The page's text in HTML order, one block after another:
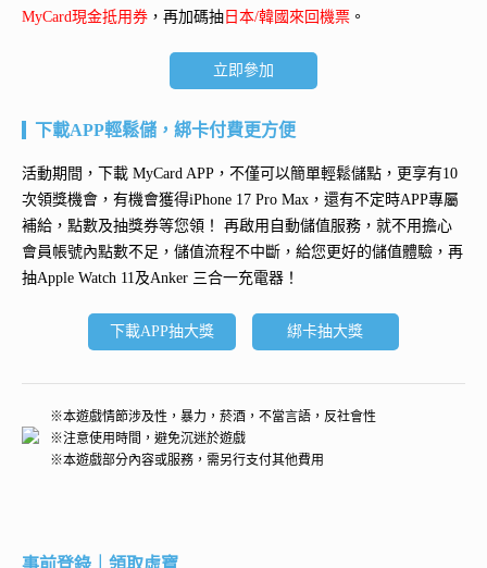
MyCard現金抵用券 ，再加碼抽 日本/韓國來回機票 。
立即參加
下載APP輕鬆儲，綁卡付費更方便
活動期間，下載 MyCard APP，不僅可以簡單輕鬆儲點，更享有10
次領獎機會，有機會獲得iPhone 17 Pro Max ，還有不定時APP專屬
補給，點數及抽獎券等您領！ 再啟用自動儲值服務 ，就不用擔心
會員帳號內點數不足，儲值流程不中斷，給您更好的儲值體驗，再
抽Apple Watch 11及Anker 三合一充電器 ！
下載APP抽大獎 綁卡抽大獎
※本遊戲情節涉及性，暴力，菸酒，不當言語，反社會性
※注意使用時間，避免沉迷於遊戲
※本遊戲部分內容或服務，需另行支付其他費用
事前登錄｜領取虛寶